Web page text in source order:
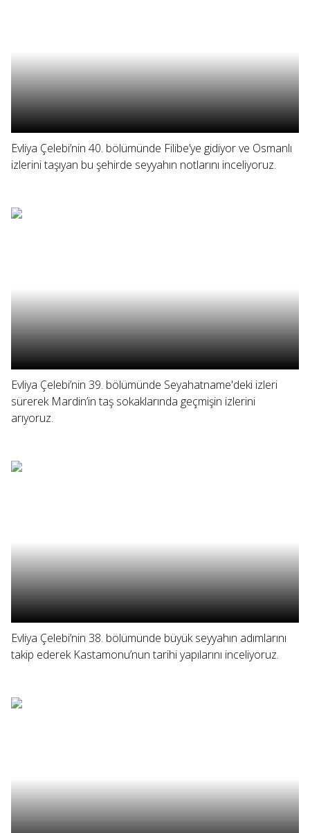
Evliya Çelebi’nin 40. bölümünde Filibe’ye gidiyor ve Osmanlı
izlerini taşıyan bu şehirde seyyahın notlarını inceliyoruz.
Evliya Çelebi’nin 39. bölümünde Seyahatname'deki izleri
sürerek Mardin’in taş sokaklarında geçmişin izlerini
arıyoruz.
Evliya Çelebi’nin 38. bölümünde büyük seyyahın adımlarını
takip ederek Kastamonu’nun tarihi yapılarını inceliyoruz.